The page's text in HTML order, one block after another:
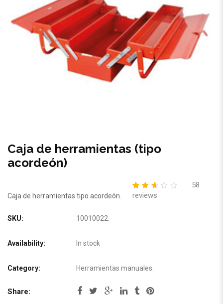
Caja de herramientas (tipo
acordeón)
2.62
5
58
58
reviews
Caja de herramientas tipo acordeón.
SKU: 10010022
Availability: In stock
Category: Herramientas manuales
Share: